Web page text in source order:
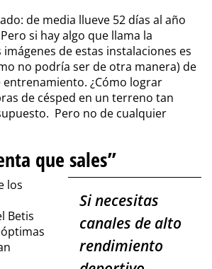
de media llueve 52 días al año
si hay algo que llama la
de estas instalaciones es
no podría ser de otra manera) de
entrenamiento. ¿Cómo lograr
de césped en un terreno tan
Pero no de cualquier
que sales”
Si necesitas
canales de alto
rendimiento
los
Betis